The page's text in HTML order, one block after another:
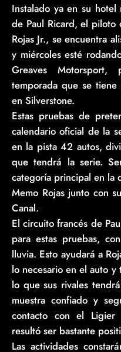
Instalado ya en su
de Paul Ricard, el piloto
Rojas Jr., se encuentra
y miércoles esté
Greaves
temporada que se
en Silverstone.
Estas pruebas de
calendario oficial de la
en la pista 42 autos,
que tendrá la serie.
categoría principal en la
Memo Rojas junto con
Canal.
El circuito francés de
para estas pruebas,
lluvia. Esto ayudará a
lo necesario en el auto
lo que sus rivales
muestra confiado y
contacto con el
resultó ser bastante
Las actividades